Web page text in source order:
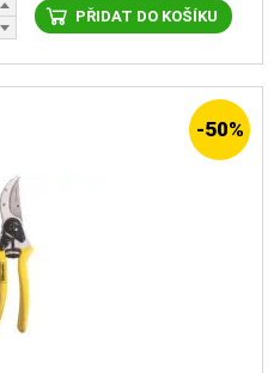
PŘIDAT DO KOŠÍKU
-50%